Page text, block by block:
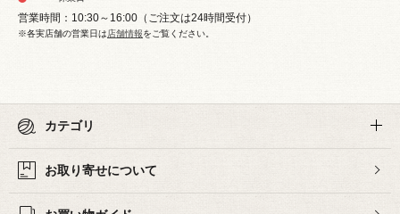
営業時間：10:30～16:00（ご注文は24時間受付）
※各実店舗の営業日は店舗情報をご覧ください。
カテゴリ
お取り寄せについて